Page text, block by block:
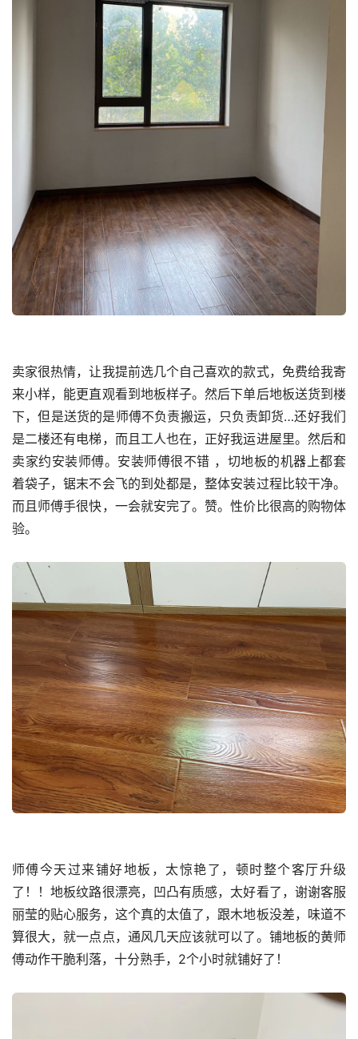
卖家很热情，让我提前选几个自己喜欢的款式，免费给我寄
来小样，能更直观看到地板样子。然后下单后地板送货到楼
下，但是送货的是师傅不负责搬运，只负责卸货…还好我们
是二楼还有电梯，而且工人也在，正好我运进屋里。然后和
卖家约安装师傅。安装师傅很不错 ，切地板的机器上都套
着袋子，锯末不会飞的到处都是，整体安装过程比较干净。
而且师傅手很快，一会就安完了。赞。性价比很高的购物体
验。
师傅今天过来铺好地板，太惊艳了，顿时整个客厅升级
了！！地板纹路很漂亮，凹凸有质感，太好看了，谢谢客服
丽莹的贴心服务，这个真的太值了，跟木地板没差，味道不
算很大，就一点点，通风几天应该就可以了。铺地板的黄师
傅动作干脆利落，十分熟手，2个小时就铺好了！